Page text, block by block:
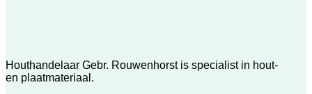
Houthandelaar Gebr. Rouwenhorst is specialist in hout-
en plaatmateriaal.